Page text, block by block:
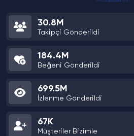
30.8M
Takipçi Gönderildi
184.4M
Beğeni Gönderildi
699.5M
İzlenme Gönderildi
67K
Müşteriler Bizimle